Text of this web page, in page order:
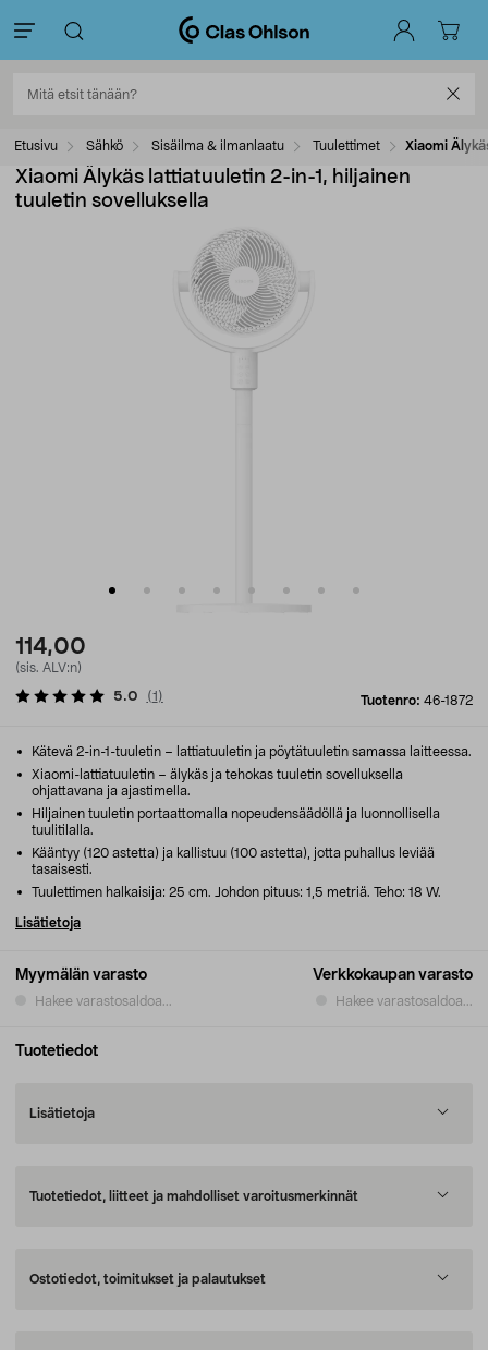
Etusivu Sähkö Sisäilma & ilmanlaatu Tuulettimet Xiaomi
Xiaomi Älykäs lattiatuuletin 2-in-1, hiljainen
tuuletin sovelluksella
114,00
(sis. ALV:n)
Tuotenro: 46-1872
5.0 (1 )
Myymälän varasto
Hakee varastosaldoa...
Verkkokaupan varasto
Hakee varastosaldoa...
Kätevä 2-in-1-tuuletin – lattiatuuletin ja pöytätuuletin samassa laitteessa.
Xiaomi-lattiatuuletin – älykäs ja tehokas tuuletin sovelluksella
ohjattavana ja ajastimella.
Hiljainen tuuletin portaattomalla nopeudensäädöllä ja luonnollisella
tuulitilalla.
Kääntyy (120 astetta) ja kallistuu (100 astetta), jotta puhallus leviää
tasaisesti.
Tuulettimen halkaisija: 25 cm. Johdon pituus: 1,5 metriä. Teho: 18 W.
Lisätietoja
Tuotetiedot
Lisätietoja
Tuotetiedot, liitteet ja mahdolliset varoitusmerkinnät
Ostotiedot, toimitukset ja palautukset